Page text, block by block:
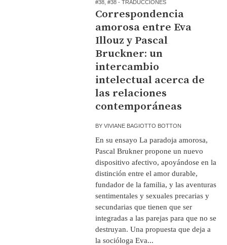
#38 ,#38 - TRADUCCIONES
Correspondencia
amorosa entre Eva
Illouz y Pascal
Bruckner: un
intercambio
intelectual acerca de
las relaciones
contemporáneas
BYVIVIANE BAGIOTTO BOTTON
En su ensayo La paradoja amorosa,
Pascal Brukner propone un nuevo
dispositivo afectivo, apoyándose en la
distinción entre el amor durable,
fundador de la familia, y las aventuras
sentimentales y sexuales precarias y
secundarias que tienen que ser
integradas a las parejas para que no se
destruyan. Una propuesta que deja a
la socióloga Eva...